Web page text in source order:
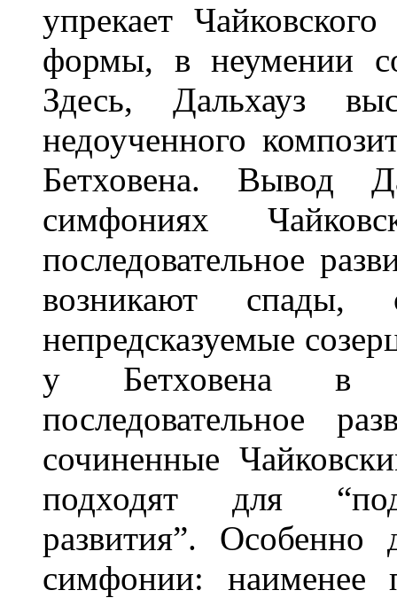
упрекает
формы, в неумении
Здесь, Дальхауз
недоученного
Бетховена. Вывод
симфониях
последовательное
возникают спады,
непредсказуемые
у Бетховена в
последовательное
сочиненные
подходят для
развития”. Особенно
симфонии: наименее